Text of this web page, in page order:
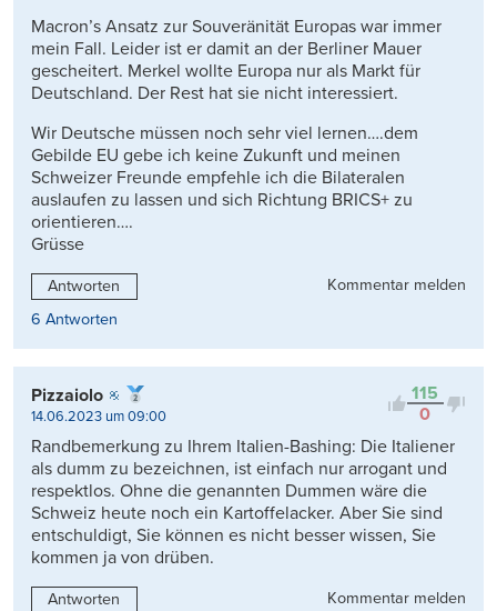
Macron’s Ansatz zur Souveränität Europas war immer
mein Fall. Leider ist er damit an der Berliner Mauer
gescheitert. Merkel wollte Europa nur als Markt für
Deutschland. Der Rest hat sie nicht interessiert.
Wir Deutsche müssen noch sehr viel lernen….dem
Gebilde EU gebe ich keine Zukunft und meinen
Schweizer Freunde empfehle ich die Bilateralen
auslaufen zu lassen und sich Richtung BRICS+ zu
orientieren….
Grüsse
Antworten
Kommentar melden
6 Antworten
115
0
Pizzaiolo
14.06.2023 um 09:00
Randbemerkung zu Ihrem Italien-Bashing: Die Italiener
als dumm zu bezeichnen, ist einfach nur arrogant und
respektlos. Ohne die genannten Dummen wäre die
Schweiz heute noch ein Kartoffelacker. Aber Sie sind
entschuldigt, Sie können es nicht besser wissen, Sie
kommen ja von drüben.
Antworten
Kommentar melden